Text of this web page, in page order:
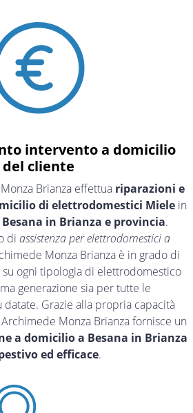
intervento a domicilio
del cliente
Brianza effettua riparazioni e
di elettrodomestici Mielein
Besana in Brianza e provincia.
di assistenza per elettrodomestici a
Monza Brianza è in grado di
ogni tipologia di elettrodomestico
generazione sia per tutte le
Grazie alla propria capacità
Monza Brianza fornisce un
a domicilio a Besana in Brianza
ed efficace.